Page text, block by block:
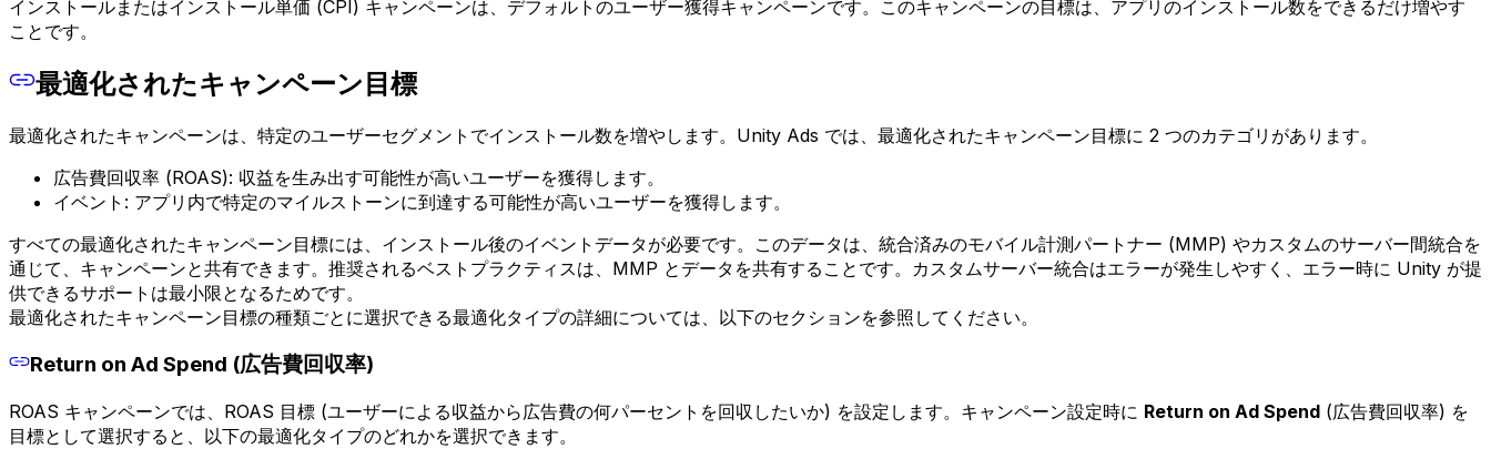
インストールまたはインストール単価 (CPI) キャンペーンは、デフォルトのユーザー獲得キャンペーンです。このキャンペーンの目標は、アプリのインストール数をできるだけ増やす
ことです。
最適化されたキャンペーン目標
最適化されたキャンペーンは、特定のユーザーセグメントでインストール数を増やします。Unity Ads では、最適化されたキャンペーン目標に 2 つのカテゴリがあります。
広告費回収率 (ROAS): 収益を生み出す可能性が高いユーザーを獲得します。
イベント: アプリ内で特定のマイルストーンに到達する可能性が高いユーザーを獲得します。
すべての最適化されたキャンペーン目標には、インストール後のイベントデータが必要です。このデータは、統合済みのモバイル計測パートナー (MMP) やカスタムのサーバー間統合を
通じて、キャンペーンと共有できます。推奨されるベストプラクティスは、MMP とデータを共有することです。カスタムサーバー統合はエラーが発生しやすく、エラー時に Unity が提
供できるサポートは最小限となるためです。
最適化されたキャンペーン目標の種類ごとに選択できる最適化タイプの詳細については、以下のセクションを参照してください。
Return on Ad Spend (広告費回収率)
ROAS キャンペーンでは、ROAS 目標 (ユーザーによる収益から広告費の何パーセントを回収したいか) を設定します。キャンペーン設定時に Return on Ad Spend (広告費回収率) を
目標として選択すると、以下の最適化タイプのどれかを選択できます。